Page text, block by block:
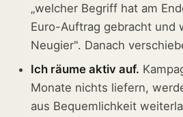
„welcher Begriff hat am
Euro-Auftrag gebracht und
Neugier". Danach
Ich räume aktiv auf.
Monate nichts liefern,
aus Bequemlichkeit